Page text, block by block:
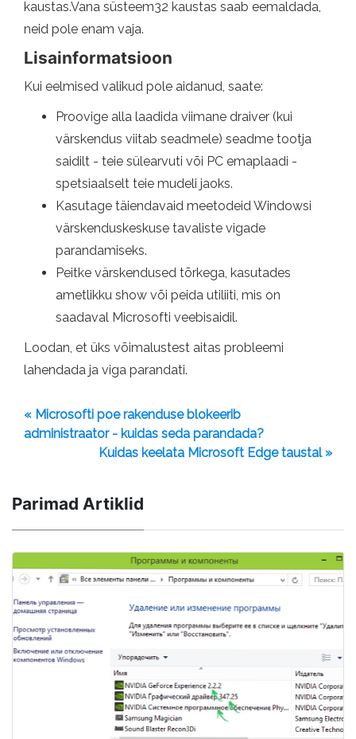
kaustas.Vana süsteem32 kaustas saab eemaldada,
neid pole enam vaja.
Lisainformatsioon
Kui eelmised valikud pole aidanud, saate:
Proovige alla laadida viimane draiver (kui
värskendus viitab seadmele) seadme tootja
saidilt - teie sülearvuti või PC emaplaadi -
spetsiaalselt teie mudeli jaoks.
Kasutage täiendavaid meetodeid Windowsi
värskenduskeskuse tavaliste vigade
parandamiseks.
Peitke värskendused tõrkega, kasutades
ametlikku show või peida utiliiti, mis on
saadaval Microsofti veebisaidil.
Loodan, et üks võimalustest aitas probleemi
lahendada ja viga parandati.
« Microsofti poe rakenduse blokeerib
administraator - kuidas seda parandada?
Kuidas keelata Microsoft Edge taustal »
Parimad Artiklid